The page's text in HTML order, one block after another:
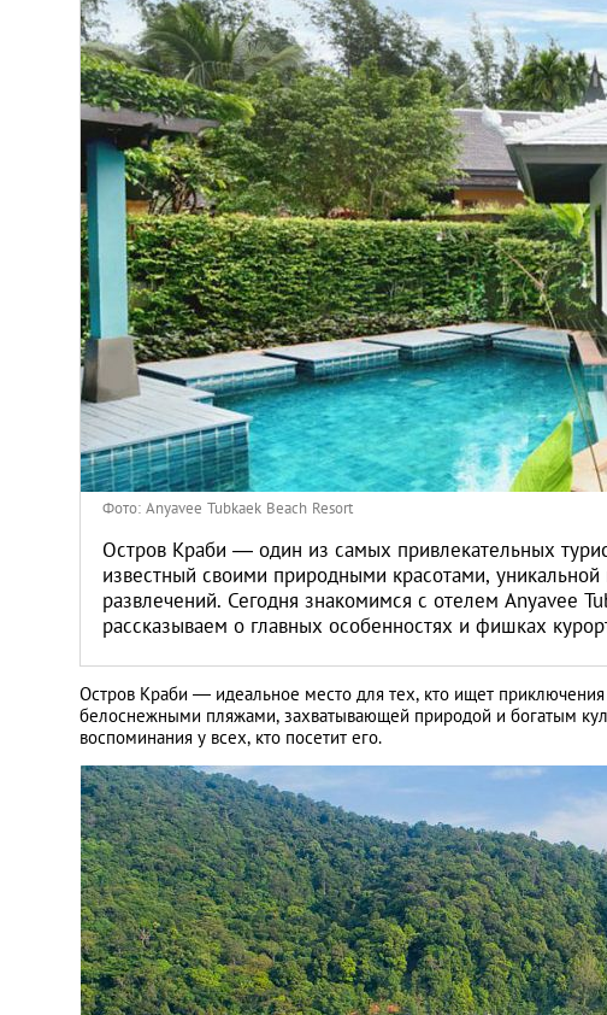
Киев
Лондон
Лос-Анджелес
Москва
Париж
Паттайя
Пхукет
Санкт-Петербург
Фото: Anyavee Tubkaek Beach Resort
Остров Краби — один из самых привлекательных
известный своими природными красотами, уникальной
развлечений. Сегодня знакомимся с отелем Anyavee
рассказываем о главных особенностях и фишках
Остров Краби — идеальное место для тех, кто ищет
белоснежными пляжами, захватывающей природой и богатым
воспоминания у всех, кто посетит его.